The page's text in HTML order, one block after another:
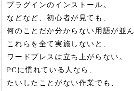
プラグインのインストール。
などなど、初心者が見ても、
何のことだか分からない用語が並ん
これらを全て実施しないと、
ワードプレスは立ち上がらない。
PCに慣れている人なら、
たいしたことがない作業でも、